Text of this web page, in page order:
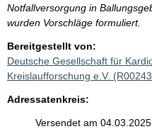
Notfallversorgung in
wurden Vorschläge formuliert.
Bereitgestellt von:
Deutsche Gesellschaft für
Kreislaufforschung e.V.
Adressatenkreis:
Versendet am